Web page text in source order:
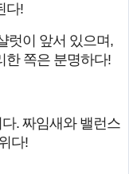
다!
럿이 앞서 있으며,
한 쪽은 분명하다!
. 짜임새와 밸런스
다!